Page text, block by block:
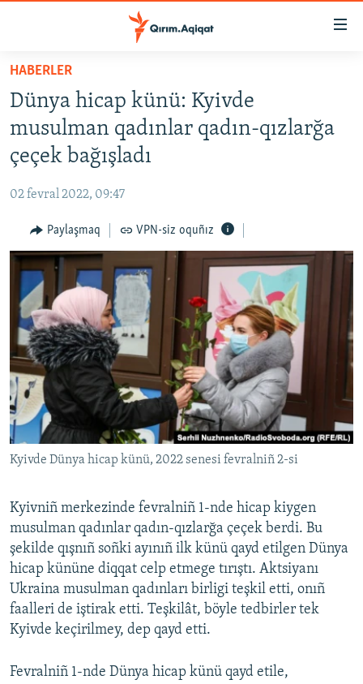
Esas
qaytmaq
Baş
navigatsiyağa
qaytmaq
Qıdıruvğa
HABERLER
SİYASET
İQTİSADİYAT
MEDENİYET
İNSAN AQLARI
VİDEO
SÜRET
BLOGLAR
FİKİR
Русский
Українською
QOŞULIÑIZ!
RFE/RS bütün saytları
HABERLER
Dünya hicap künü: Kyivde
musulman qadınlar qadın-qızlarğa
çeçek bağışladı
02 fevral 2022, 09:47
Paylaşmaq VPN-siz oquñız
Kyivde Dünya hicap künü, 2022 senesi fevralniñ 2-si
Kyivniñ merkezinde fevralniñ 1-nde hicap kiygen
musulman qadınlar qadın-qızlarğa çeçek berdi. Bu
şekilde qışnıñ soñki ayınıñ ilk künü qayd etilgen Dünya
hicap kününe diqqat celp etmege tırıştı. Aktsiyanı
Ukraina musulman qadınları birligi teşkil etti, onıñ
faalleri de iştirak etti. Teşkilât, böyle tedbirler tek
Kyivde keçirilmey, dep qayd etti.
Fevralniñ 1-nde Dünya hicap künü qayd etile,